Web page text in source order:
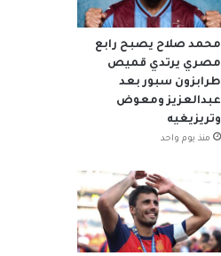
محمد صلاح يصبح رابع
مصري يرتدي قميص
طرابزون سبور بعد
عبدالعزيز ومعوض
وتريزيغيه
منذ يوم واحد